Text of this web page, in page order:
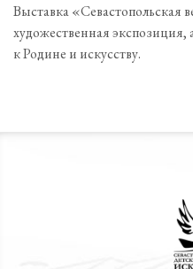
Выставка
художественная
к Родине и искусству.